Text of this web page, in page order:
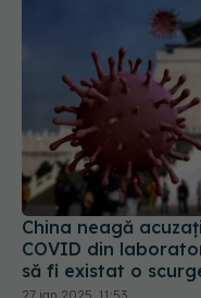
China neagă
COVID din
să fi existat o
27 ian 2025, 11:53